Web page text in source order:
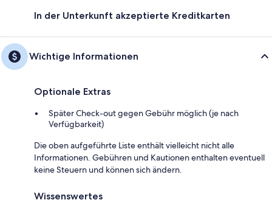
In der Unterkunft akzeptierte Kreditkarten
Wichtige Informationen
Optionale Extras
Später Check-out gegen Gebühr möglich (je nach
Verfügbarkeit)
Die oben aufgeführte Liste enthält vielleicht nicht alle
Informationen. Gebühren und Kautionen enthalten eventuell
keine Steuern und können sich ändern.
Wissenswertes